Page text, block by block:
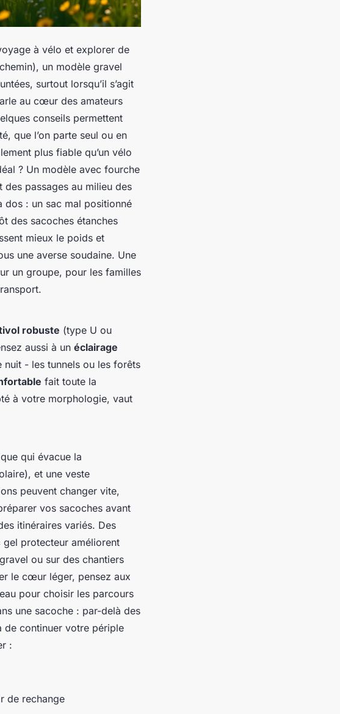
à vélo et explorer de
un modèle gravel
surtout lorsqu’il s’agit
au cœur des amateurs
conseils permettent
que l’on parte seul ou en
plus fiable qu’un vélo
? Un modèle avec fourche
passages au milieu des
dos : un sac mal positionné
des sacoches étanches
mieux le poids et
une averse soudaine. Une
un groupe, pour les familles
robuste (type U ou
aussi à un éclairage
- les tunnels ou les forêts
fait toute la
à votre morphologie, vaut
qui évacue la
et une veste
peuvent changer vite,
vos sacoches avant
itinéraires variés. Des
protecteur améliorent
ou sur des chantiers
le cœur léger, pensez aux
pour choisir les parcours
une sacoche : par-delà des
de continuer votre périple
:
de rechange